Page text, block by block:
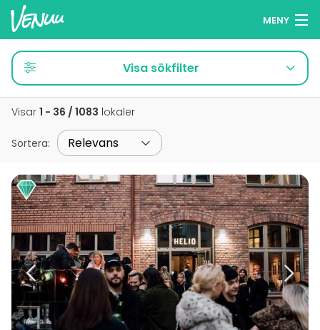
MENY
Sök lokaler
Minneslista
Svenska
Lägg till din lokal
Visa sökfilter
Visar 1 - 36 / 1083 lokaler
Sortera: